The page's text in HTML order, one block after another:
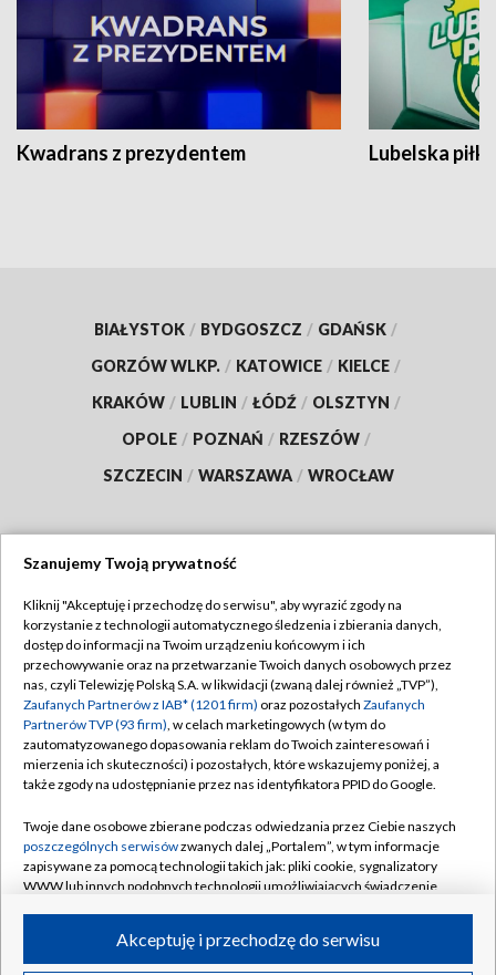
Kwadrans z prezydentem Lubelska piłka
BIAŁYSTOK / BYDGOSZCZ / GDAŃSK /
GORZÓW WLKP. / KATOWICE / KIELCE /
KRAKÓW / LUBLIN / ŁÓDŹ / OLSZTYN /
OPOLE / POZNAŃ / RZESZÓW /
SZCZECIN / WARSZAWA / WROCŁAW
TVP
Abonament TVP
Emisja w TVP
Centrum informacji TVP
Naziemna Telewizja Cyfrowa
Rada Programowa
System NOS
Informacje o nadawcy
Program dla prasy
Regulamin TVP
Polityka prywatności
Moje zgody
Pomoc
Kontakt
Kanały
Szanujemy Twoją prywatność
Kliknij "Akceptuję i przechodzę do serwisu", aby wyrazić zgody na
korzystanie z technologii automatycznego śledzenia i zbierania danych,
dostęp do informacji na Twoim urządzeniu końcowym i ich
przechowywanie oraz na przetwarzanie Twoich danych osobowych przez
nas, czyli Telewizję Polską S.A. w likwidacji (zwaną dalej również „TVP”),
Zaufanych Partnerów z IAB* (1201 firm) oraz pozostałych Zaufanych
Partnerów TVP (93 firm), w celach marketingowych (w tym do
zautomatyzowanego dopasowania reklam do Twoich zainteresowań i
mierzenia ich skuteczności) i pozostałych, które wskazujemy poniżej, a
także zgody na udostępnianie przez nas identyfikatora PPID do Google.
Twoje dane osobowe zbierane podczas odwiedzania przez Ciebie naszych
poszczególnych serwisówzwanych dalej „Portalem”, w tym informacje
zapisywane za pomocą technologii takich jak: pliki cookie, sygnalizatory
WWW lub innych podobnych technologii umożliwiających świadczenie
ruchu w Internecie.Akceptuję i przechodzę do serwisu